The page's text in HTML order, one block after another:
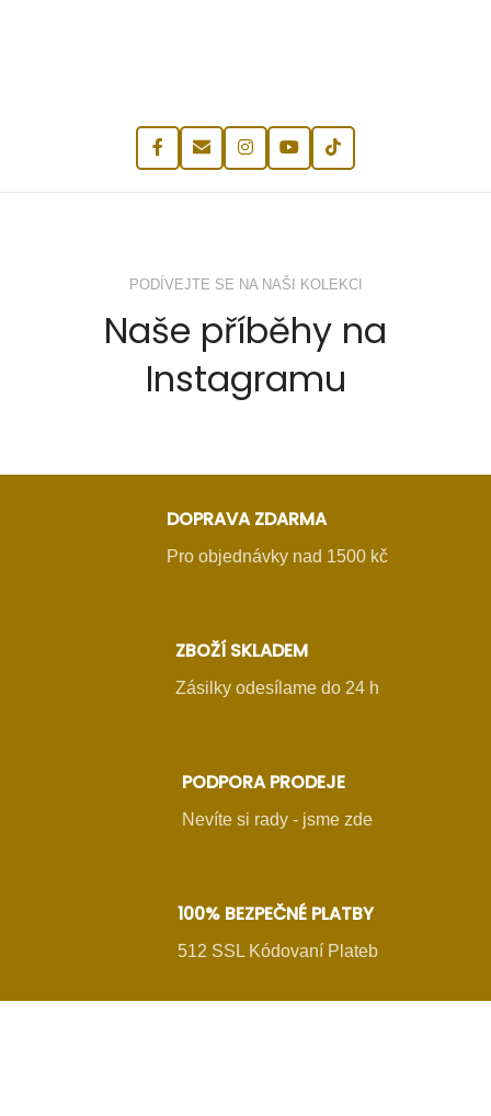
PODÍVEJTE SE NA NAŠI KOLEKCI
Naše příběhy na
Instagramu
DOPRAVA ZDARMA
Pro objednávky nad 1500 kč
ZBOŽÍ SKLADEM
Zásilky odesílame do 24 h
PODPORA PRODEJE
Nevíte si rady - jsme zde
100% BEZPEČNÉ PLATBY
512 SSL Kódovaní Plateb